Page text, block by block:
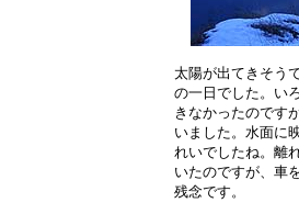
太陽が出てきそう
の一日でした。い
きなかったのです
いました。水面に
れいでしたね。離
いたのですが、車